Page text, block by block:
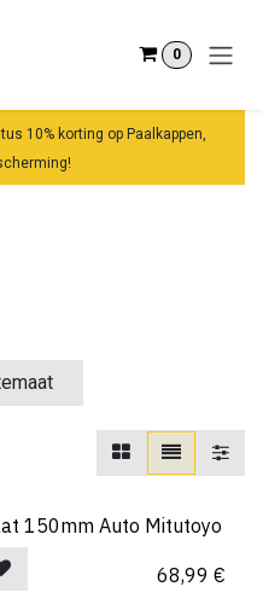
0
10% korting op Paalkappen,
150mm Auto Mitutoyo
68,99 €